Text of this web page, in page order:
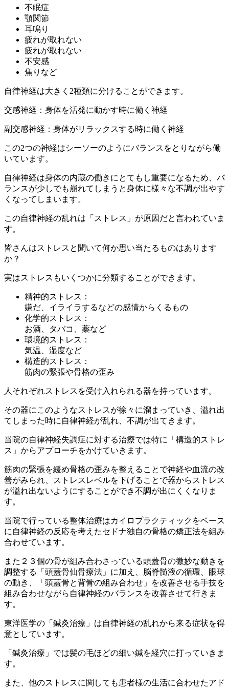
不眠症
顎関節
耳鳴り
疲れが取れない
疲れが取れない
不安感
焦りなど
自律神経は大きく2種類に分けることができます。
交感神経：身体を活発に動かす時に働く神経
副交感神経：身体がリラックスする時に働く神経
この2つの神経はシーソーのようにバランスをとりながら働
いています。
自律神経は身体の内蔵の働きにとてもし重要になるため、バ
ランスが少しでも崩れてしまうと身体に様々な不調が出やす
くなってしまいます。
この自律神経の乱れは 「ストレス」 が原因だと言われていま
す。
皆さんはストレスと聞いて何か思い当たるものはあります
か？
実はストレスもいくつかに分類することができます。
精神的ストレス：
嫌だ、イライラするなどの感情からくるもの
化学的ストレス：
お酒、タバコ、薬など
環境的ストレス：
気温、湿度など
構造的ストレス：
筋肉の緊張や骨格の歪み
人それぞれストレスを受け入れられる器を持っています。
その器にこのようなストレスが徐々に溜まっていき、溢れ出
てしまった時に自律神経が乱れ、不調が出てきます。
当院の自律神経失調症に対する治療では特に「構造的ストレ
ス」からアプローチをかけていきます。
筋肉の緊張を緩め骨格の歪みを整えることで神経や血流の改
善がみられ、ストレスレベルを下げることで器からストレス
が溢れ出ないようにすることができ不調が出にくくなりま
す。
当院で行っている整体治療はカイロプラクティックをベース
に自律神経の反応を考えたセドナ独自の骨格の矯正法を組み
合わせています。
また２３個の骨が組み合わさっている頭蓋骨の微妙な動きを
調整する「頭蓋骨仙骨療法」に加え、脳脊髄液の循環、眼球
の動き、「頭蓋骨と背骨の組み合わせ」を改善させる手技を
組み合わせながら自律神経のバランスを改善させて行きま
す。
東洋医学の「鍼灸治療」は自律神経の乱れから来る症状を得
意としています。
「鍼灸治療」では髪の毛ほどの細い鍼を経穴に打っていきま
す。
また、他のストレスに関しても患者様の生活に合わせたアド